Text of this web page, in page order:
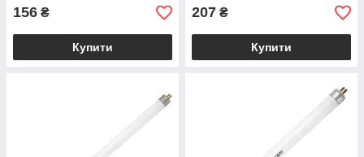
156 ₴
Купити
207 ₴
Купити